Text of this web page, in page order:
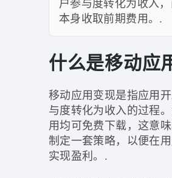
户参与度转化为收入
本身收取前期费用。.
什么是移动应
移动应用变现是指应用
与度转化为收入的过程
用均可免费下载，这意
制定一套策略，以便在
实现盈利。.